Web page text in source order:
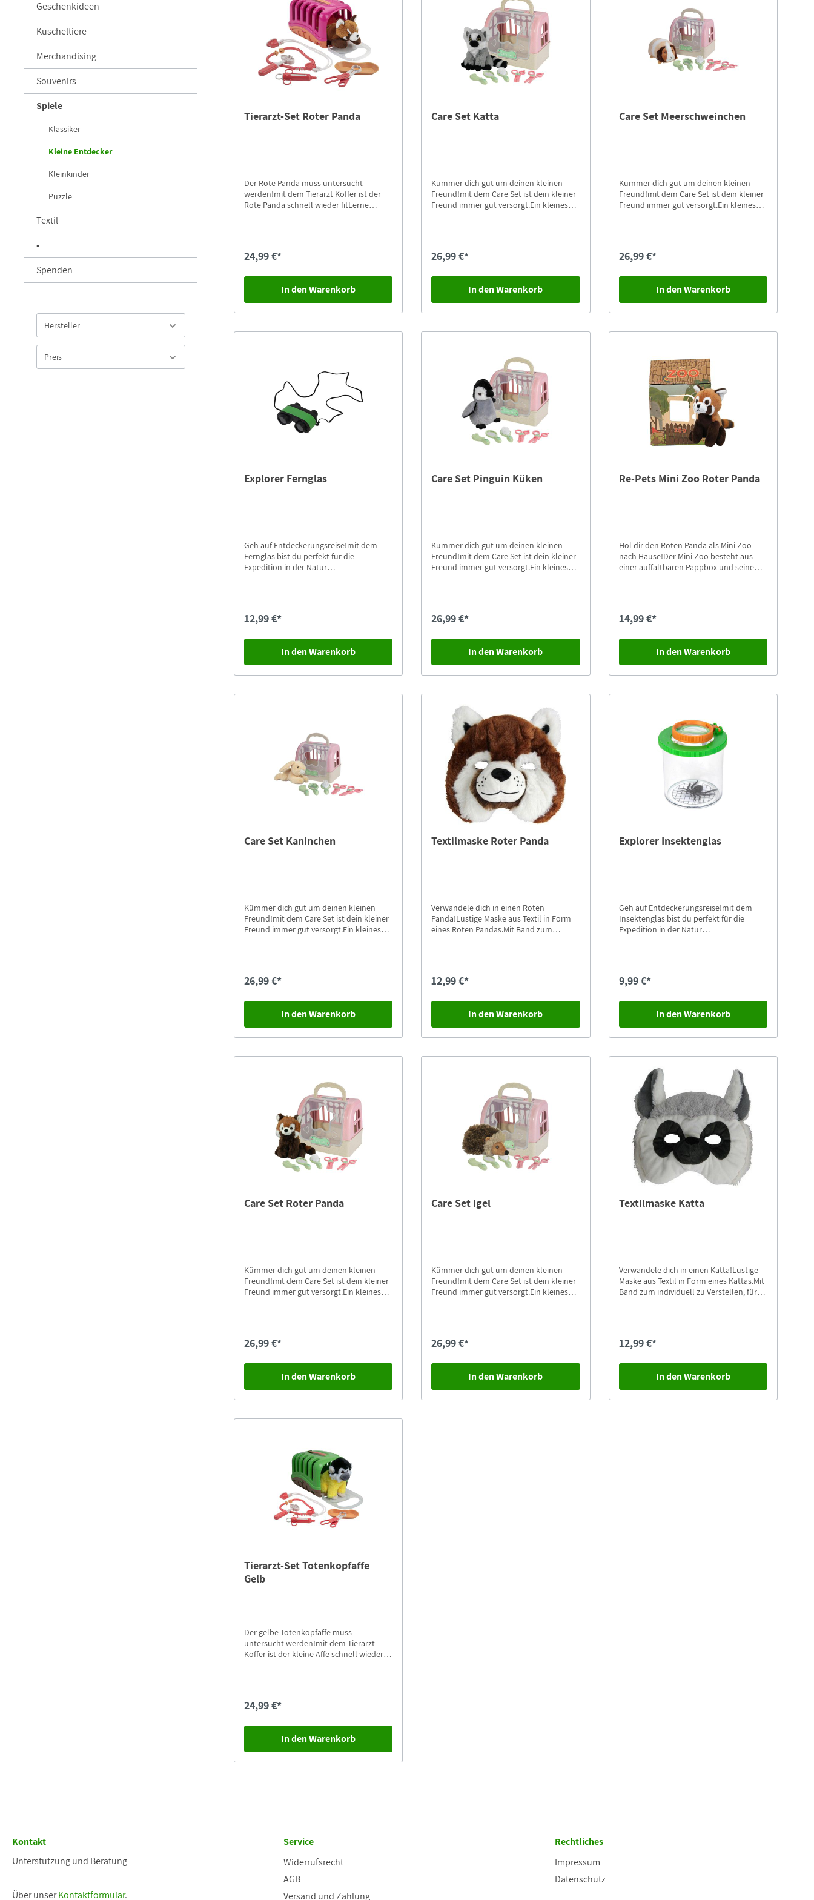
Geschenkideen
Kuscheltiere
Merchandising
Souvenirs
Spiele
Klassiker
Kleine Entdecker
Kleinkinder
Puzzle
Textil
•
Spenden
Hersteller
Preis
Tierarzt-Set Roter Panda
Der Rote Panda muss untersucht
werden!mit dem Tierarzt Koffer ist der
Rote Panda schnell wieder fitLerne
24,99 €*
In den Warenkorb
Care Set Katta
Kümmer dich gut um deinen kleinen
Freund!mit dem Care Set ist dein kleiner
Freund immer gut versorgt.Ein kleines
26,99 €*
In den Warenkorb
Care Set Meerschweinchen
Kümmer dich gut um deinen kleinen
Freund!mit dem Care Set ist dein kleiner
Freund immer gut versorgt.Ein kleines
26,99 €*
In den Warenkorb
Explorer Fernglas
Geh auf Entdeckerungsreise!mit dem
Fernglas bist du perfekt für die
Expedition in der Natur
12,99 €*
In den Warenkorb
Care Set Pinguin Küken
Kümmer dich gut um deinen kleinen
Freund!mit dem Care Set ist dein kleiner
Freund immer gut versorgt.Ein kleines
26,99 €*
In den Warenkorb
Re-Pets Mini Zoo Roter Panda
Hol dir den Roten Panda als Mini Zoo
nach Hause!Der Mini Zoo besteht aus
einer auffaltbaren Pappbox und seinem
14,99 €*
In den Warenkorb
Care Set Kaninchen
Kümmer dich gut um deinen kleinen
Freund!mit dem Care Set ist dein kleiner
Freund immer gut versorgt.Ein kleines
26,99 €*
In den Warenkorb
Textilmaske Roter Panda
Verwandele dich in einen Roten
Panda!Lustige Maske aus Textil in Form
eines Roten Pandas.Mit Band zum
12,99 €*
In den Warenkorb
Explorer Insektenglas
Geh auf Entdeckerungsreise!mit dem
Insektenglas bist du perfekt für die
Expedition in der Natur
9,99 €*
In den Warenkorb
Care Set Roter Panda
Kümmer dich gut um deinen kleinen
Freund!mit dem Care Set ist dein kleiner
Freund immer gut versorgt.Ein kleines
26,99 €*
In den Warenkorb
Care Set Igel
Kümmer dich gut um deinen kleinen
Freund!mit dem Care Set ist dein kleiner
Freund immer gut versorgt.Ein kleines
26,99 €*
In den Warenkorb
Textilmaske Katta
Verwandele dich in einen Katta!Lustige
Maske aus Textil in Form eines Kattas.Mit
Band zum individuell zu Verstellen, für
12,99 €*
In den Warenkorb
Tierarzt-Set Totenkopfaffe
Gelb
Der gelbe Totenkopfaffe muss
untersucht werden!mit dem Tierarzt
Koffer ist der kleine Affe schnell wieder
24,99 €*
In den Warenkorb
Kontakt
Unterstützung und Beratung
Über unserKontaktformular.
Service
Widerrufsrecht
AGB
Versand und Zahlung
Rechtliches
Impressum
Datenschutz